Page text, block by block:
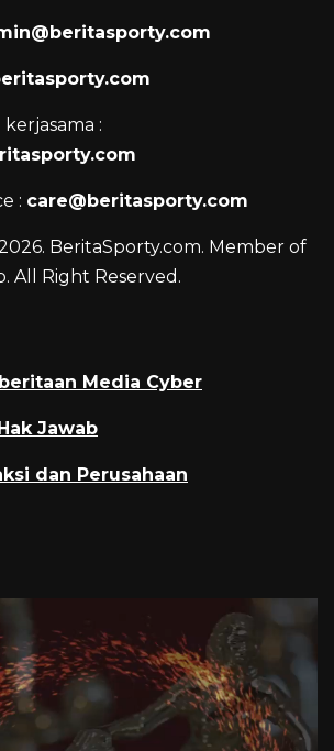
:
: care@beritasporty.com
BeritaSporty.com. Member of
All Right Reserved.
Media Cyber
Jawab
dan Perusahaan